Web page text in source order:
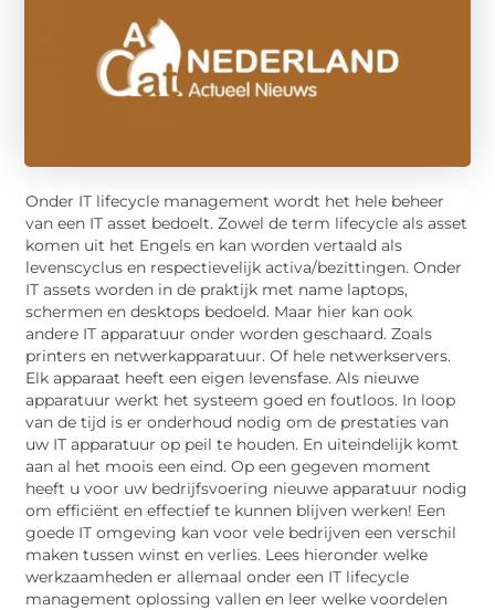
Onder IT lifecycle management wordt het hele beheer
van een IT asset bedoelt. Zowel de term lifecycle als asset
komen uit het Engels en kan worden vertaald als
levenscyclus en respectievelijk activa/bezittingen. Onder
IT assets worden in de praktijk met name laptops,
schermen en desktops bedoeld. Maar hier kan ook
andere IT apparatuur onder worden geschaard. Zoals
printers en netwerkapparatuur. Of hele netwerkservers.
Elk apparaat heeft een eigen levensfase. Als nieuwe
apparatuur werkt het systeem goed en foutloos. In loop
van de tijd is er onderhoud nodig om de prestaties van
uw IT apparatuur op peil te houden. En uiteindelijk komt
aan al het moois een eind. Op een gegeven moment
heeft u voor uw bedrijfsvoering nieuwe apparatuur nodig
om efficiënt en effectief te kunnen blijven werken! Een
goede IT omgeving kan voor vele bedrijven een verschil
maken tussen winst en verlies. Lees hieronder welke
werkzaamheden er allemaal onder een IT lifecycle
management oplossing vallen en leer welke voordelen